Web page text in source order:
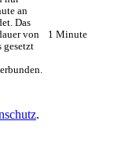
an
Das
von
gesetzt
1 Minute
.